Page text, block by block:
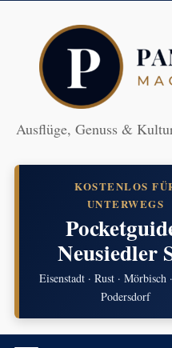
Ausflüge, Genuss &
KOSTENLOS
UNTERWEGS
Neusiedler
Eisenstadt · Rust · Mörbisch
Podersdorf